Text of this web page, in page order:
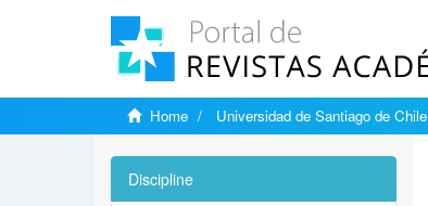
Home Universidad de Santiago de Chile
Discipline